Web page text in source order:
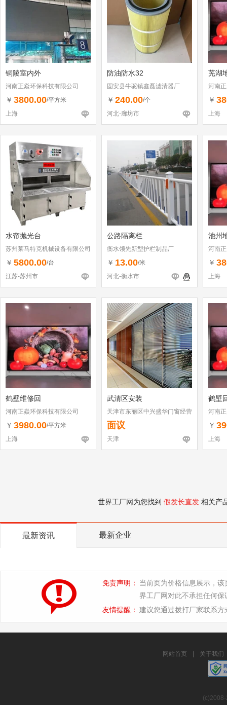
铜陵室内外
河南正焱环保科技有限公司
￥ 3800.00/平方米
上海
防油防水32
固安县牛驼镇鑫磊滤清器厂
￥ 240.00/个
河北-廊坊市
芜湖
河南
￥
上海
水帘抛光台
苏州莱马特克机械设备有限公司
￥ 5800.00/台
江苏-苏州市
公路隔离栏
衡水领先新型护栏制品厂
￥ 13.00/米
河北-衡水市
池州
河南
￥
上海
鹤壁维修回
河南正焱环保科技有限公司
￥ 3980.00/平方米
上海
武清区安装
天津市东丽区中兴盛华门窗经营
部
面议
天津
鹤壁
河南
￥
上海
世界工厂网为您找到 假发长直发 相关产
最新资讯 最新企业
免责声明：
当前页为价格信息展示，
界工厂网对此不承担任何保
友情提醒： 建议您通过拨打厂家联系
网站首页 关于我们